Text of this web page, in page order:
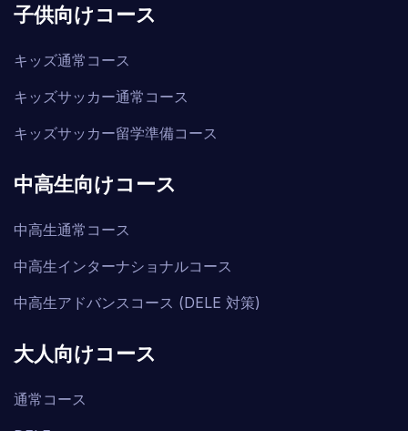
子供向けコース
キッズ通常コース
キッズサッカー通常コース
キッズサッカー留学準備コース
中高生向けコース
中高生通常コース
中高生インターナショナルコース
中高生アドバンスコース (DELE 対策)
大人向けコース
通常コース